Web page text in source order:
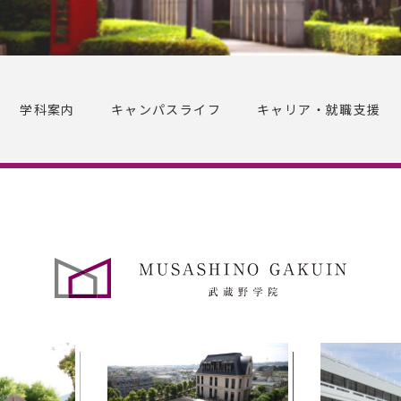
学科案内 キャンパスライフ キャリア・就職支援